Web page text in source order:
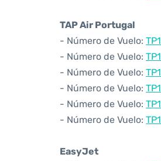
TAP Air Portugal
- Número de Vuelo:
- Número de Vuelo:
- Número de Vuelo:
- Número de Vuelo:
- Número de Vuelo:
- Número de Vuelo:
EasyJet